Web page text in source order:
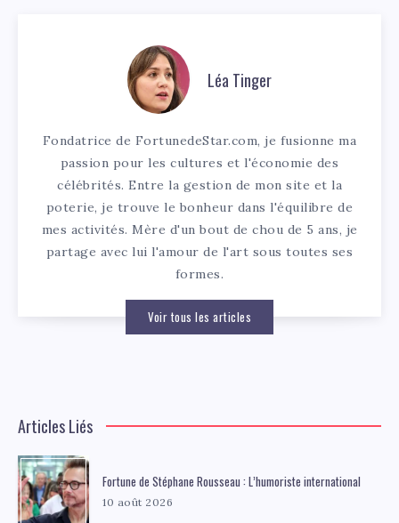
Léa Tinger
Fondatrice de FortunedeStar.com, je fusionne ma
passion pour les cultures et l'économie des
célébrités. Entre la gestion de mon site et la
poterie, je trouve le bonheur dans l'équilibre de
mes activités. Mère d'un bout de chou de 5 ans, je
partage avec lui l'amour de l'art sous toutes ses
formes.
Voir tous les articles
Articles Liés
Fortune de Stéphane Rousseau : L’humoriste international
10 août 2026